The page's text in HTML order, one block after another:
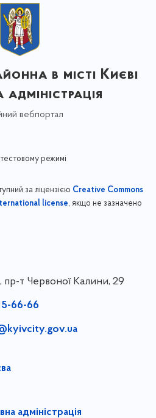
в місті Києві
вебпортал
режимі
за ліцензією Creative Commons
license, якщо не зазначено
пр-т Червоної Калини, 29
66-66
адміністрація